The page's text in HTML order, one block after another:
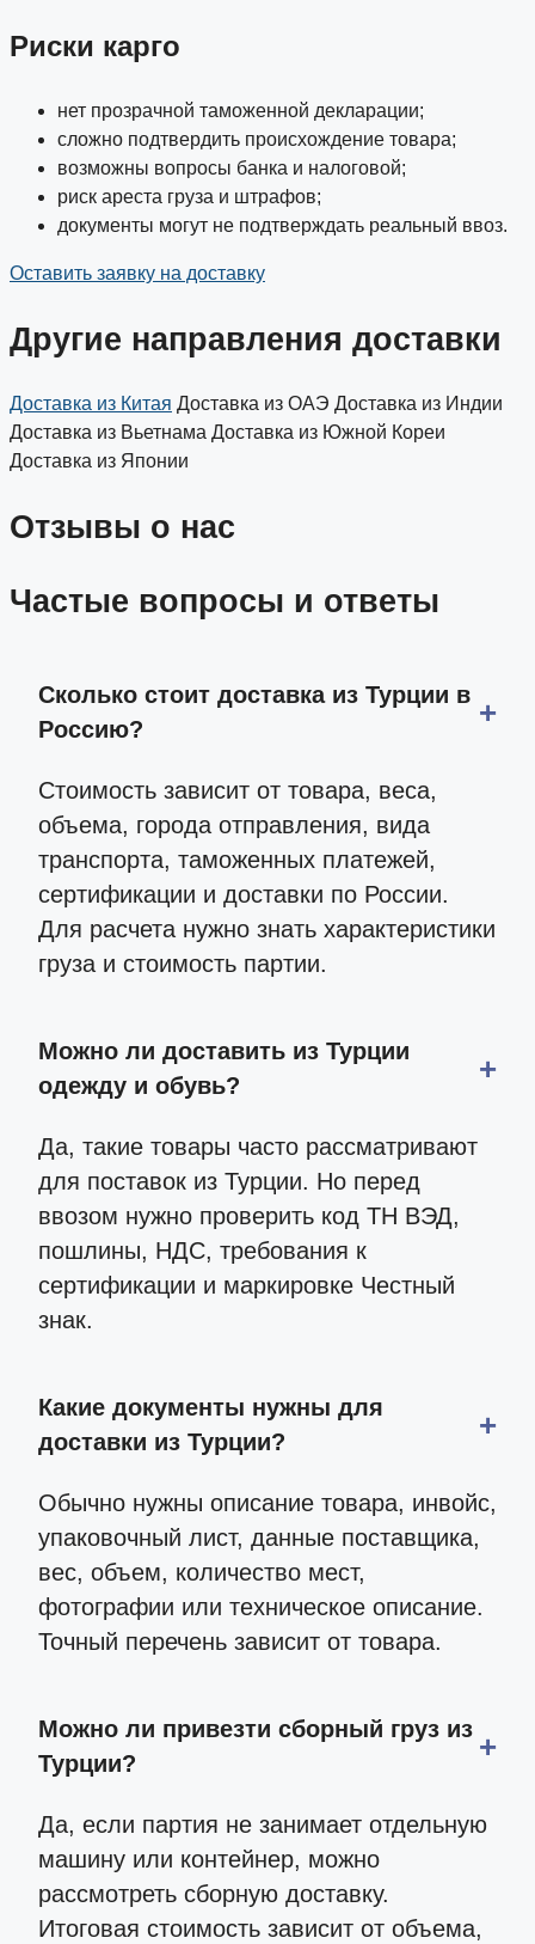
Риски карго
нет прозрачной таможенной декларации;
сложно подтвердить происхождение товара;
возможны вопросы банка и налоговой;
риск ареста груза и штрафов;
документы могут не подтверждать реальный ввоз.
Оставить заявку на доставку
Другие направления доставки
Доставка из Китая Доставка из ОАЭ Доставка из Индии
Доставка из Вьетнама Доставка из Южной Кореи
Доставка из Японии
Отзывы о нас
Частые вопросы и ответы
Сколько стоит доставка из Турции в
Россию?
Стоимость зависит от товара, веса,
объема, города отправления, вида
транспорта, таможенных платежей,
сертификации и доставки по России.
Для расчета нужно знать характеристики
груза и стоимость партии.
Можно ли доставить из Турции
одежду и обувь?
Да, такие товары часто рассматривают
для поставок из Турции. Но перед
ввозом нужно проверить код ТН ВЭД,
пошлины, НДС, требования к
сертификации и маркировке Честный
знак.
Какие документы нужны для
доставки из Турции?
Обычно нужны описание товара, инвойс,
упаковочный лист, данные поставщика,
вес, объем, количество мест,
фотографии или техническое описание.
Точный перечень зависит от товара.
Можно ли привезти сборный груз из
Турции?
Да, если партия не занимает отдельную
машину или контейнер, можно
рассмотреть сборную доставку.
Итоговая стоимость зависит от объема,